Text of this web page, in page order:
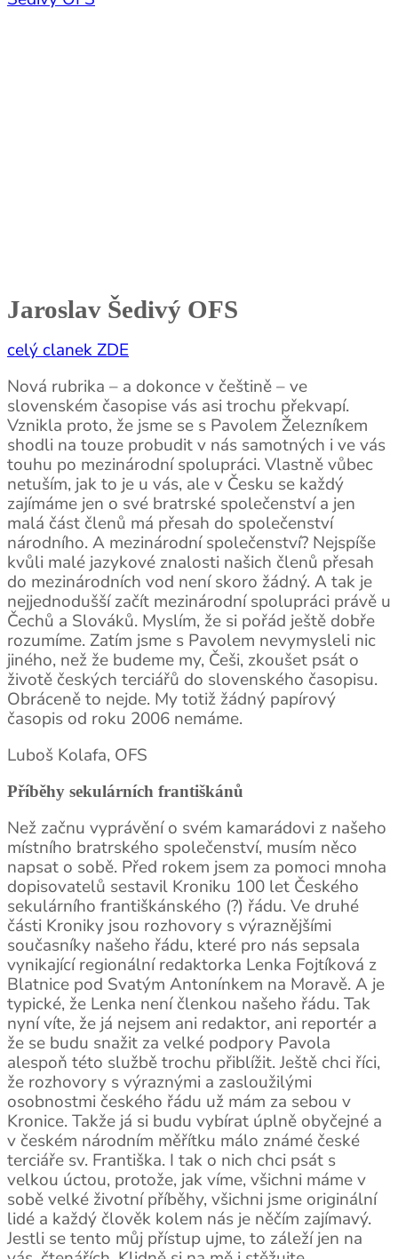
Jaroslav Šedivý OFS
celý clanek ZDE
Nová rubrika – a dokonce v češtině – ve
slovenském časopise vás asi trochu překvapí.
Vznikla proto, že jsme se s Pavolem Železníkem
shodli na touze probudit v nás samotných i ve vás
touhu po mezinárodní spolupráci. Vlastně vůbec
netuším, jak to je u vás, ale v Česku se každý
zajímáme jen o své bratrské společenství a jen
malá část členů má přesah do společenství
národního. A mezinárodní společenství? Nejspíše
kvůli malé jazykové znalosti našich členů přesah
do mezinárodních vod není skoro žádný. A tak je
nejjednodušší začít mezinárodní spolupráci právě u
Čechů a Slováků. Myslím, že si pořád ještě dobře
rozumíme. Zatím jsme s Pavolem nevymysleli nic
jiného, než že budeme my, Češi, zkoušet psát o
životě českých terciářů do slovenského časopisu.
Obráceně to nejde. My totiž žádný papírový
časopis od roku 2006 nemáme.
Luboš Kolafa, OFS
Příběhy sekulárních františkánů
Než začnu vyprávění o svém kamarádovi z našeho
místního bratrského společenství, musím něco
napsat o sobě. Před rokem jsem za pomoci mnoha
dopisovatelů sestavil Kroniku 100 let Českého
sekulárního františkánského (?) řádu. Ve druhé
části Kroniky jsou rozhovory s výraznějšími
současníky našeho řádu, které pro nás sepsala
vynikající regionální redaktorka Lenka Fojtíková z
Blatnice pod Svatým Antonínkem na Moravě. A je
typické, že Lenka není členkou našeho řádu. Tak
nyní víte, že já nejsem ani redaktor, ani reportér a
že se budu snažit za velké podpory Pavola
alespoň této službě trochu přiblížit. Ještě chci říci,
že rozhovory s výraznými a zasloužilými
osobnostmi českého řádu už mám za sebou v
Kronice. Takže já si budu vybírat úplně obyčejné a
v českém národním měřítku málo známé české
terciáře sv. Františka. I tak o nich chci psát s
velkou úctou, protože, jak víme, všichni máme v
sobě velké životní příběhy, všichni jsme originální
lidé a každý člověk kolem nás je něčím zajímavý.
Jestli se tento můj přístup ujme, to záleží jen na